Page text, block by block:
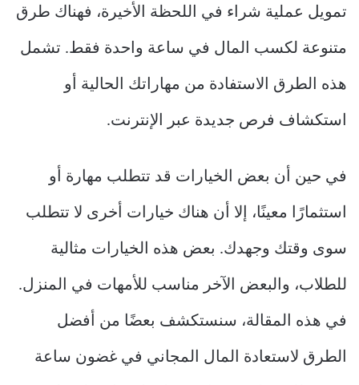
تمويل عملية شراء في اللحظة الأخيرة، فهناك طرق
متنوعة لكسب المال في ساعة واحدة فقط. تشمل
هذه الطرق الاستفادة من مهاراتك الحالية أو
استكشاف فرص جديدة عبر الإنترنت.
في حين أن بعض الخيارات قد تتطلب مهارة أو
استثمارًا معينًا، إلا أن هناك خيارات أخرى لا تتطلب
سوى وقتك وجهدك. بعض هذه الخيارات مثالية
للطلاب، والبعض الآخر مناسب للأمهات في المنزل.
في هذه المقالة، سنستكشف بعضًا من أفضل
الطرق لاستعادة المال المجاني في غضون ساعة